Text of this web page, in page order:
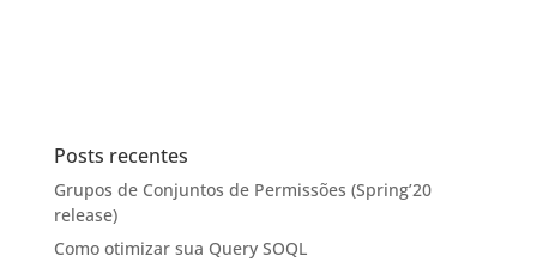
Posts recentes
Grupos de Conjuntos de Permissões (Spring’20
release)
Como otimizar sua Query SOQL